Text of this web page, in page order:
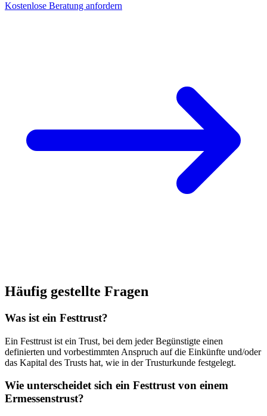
Kostenlose Beratung anfordern
Häufig gestellte Fragen
Was ist ein Festtrust?
Ein Festtrust ist ein Trust, bei dem jeder Begünstigte einen
definierten und vorbestimmten Anspruch auf die Einkünfte und/oder
das Kapital des Trusts hat, wie in der Trusturkunde festgelegt.
Wie unterscheidet sich ein Festtrust von einem
Ermessenstrust?